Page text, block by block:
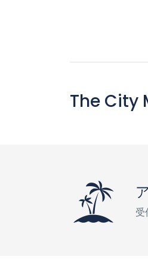
The City
受